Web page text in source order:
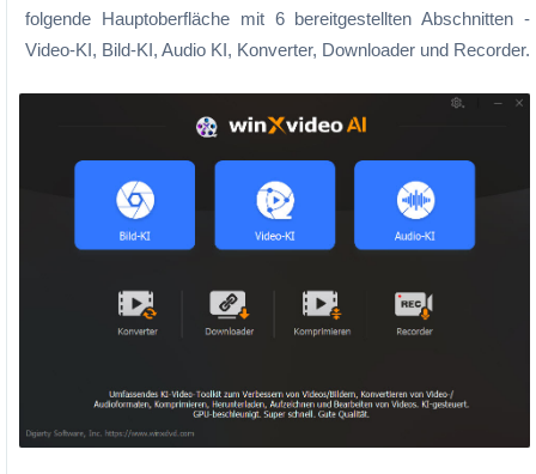
folgende Hauptoberfläche mit 6 bereitgestellten Abschnitten -
Video-KI, Bild-KI, Audio KI, Konverter, Downloader und Recorder.